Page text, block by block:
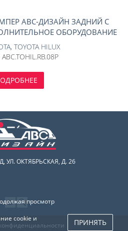
АВС-ДИЗАЙН ЗАДНИЙ С
ОБОРУДОВАНИЕ
2015- (ПОД ПОКРАСКУ)
, TOYOTA HILUX
ABC.TOHIL.RB.08P
УЛ. ОКТЯБРЬСКАЯ, Д. 26
просмотр
cookie и
ПРИНЯТЬ